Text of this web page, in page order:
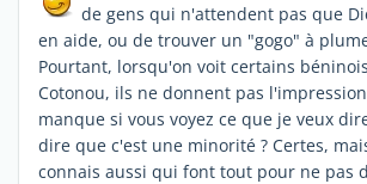
de gens qui n'attendent pas que
en aide, ou de trouver un "gogo" à
Pourtant, lorsqu'on voit certains
Cotonou, ils ne donnent pas
manque si vous voyez ce que je veux
dire que c'est une minorité ? Certes,
connais aussi qui font tout pour ne pas